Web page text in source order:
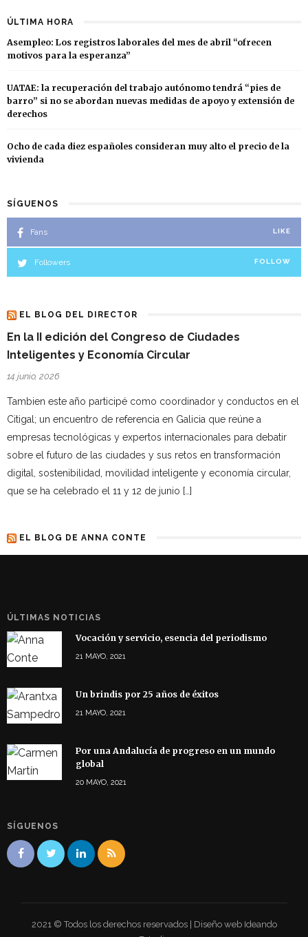
ÚLTIMA HORA
Asempleo: Los registros laborales del mes de abril “ofrecen
motivos para la esperanza”
UATAE: la recuperación del trabajo autónomo tendrá “pies de
barro” si no se abordan nuevas medidas de apoyo y extensión de
derechos
Ocho de cada diez españoles consideran muy alto el precio de la
vivienda
SÍGUENOS
Fans LIKE
Followers FOLLOW
EL BLOG DEL DIRECTOR
En la II edición del Congreso de Ciudades
Inteligentes y Economía Circular
14 junio, 2026
Tambien este año participé como coordinador y conductos en el
Citigal; un encuentro de referencia en Galicia que reúne a
empresas tecnológicas y expertos internacionales para debatir
sobre el futuro de las ciudades y sus retos en transformación
digital, sostenibilidad, movilidad inteligente y economía circular,
que se ha celebrado el 11 y 12 de junio […]
EL BLOG DE ANNA CONTE
ÚLTIMAS NOTICIAS
Vocación y servicio, esencia del periodismo
21 MAYO, 2021
Un brindis por 25 años de éxitos
21 MAYO, 2021
Por una Andalucía de progreso en un mundo
global
20 MAYO, 2021
SÍGUENOS
2021 © Todos los derechos reservados | Diseño web Ideando